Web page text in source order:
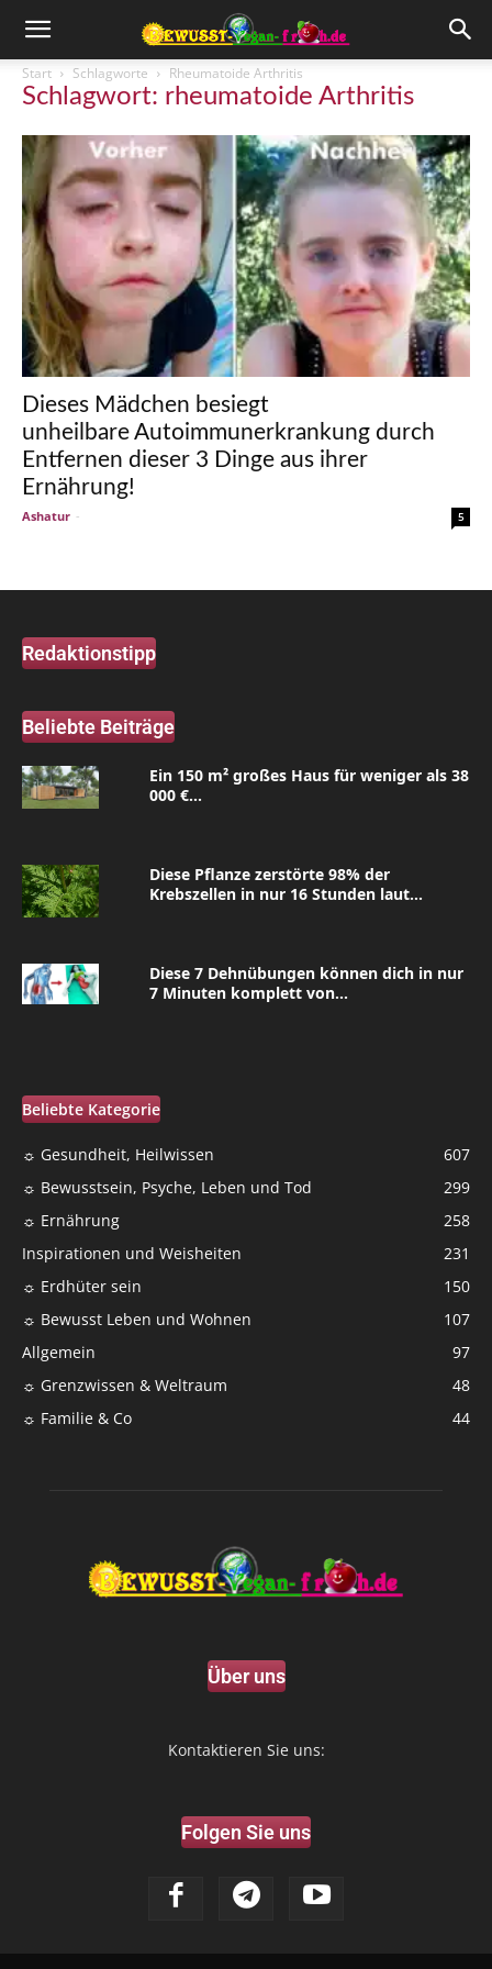
Start Schlagworte Rheumatoide Arthritis
Schlagwort: rheumatoide Arthritis
Dieses Mädchen besiegt
unheilbare Autoimmunerkrankung durch
Entfernen dieser 3 Dinge aus ihrer
Ernährung!
Ashatur - 5
Redaktionstipp
Beliebte Beiträge
Ein 150 m² großes Haus für weniger als 38
000 €...
Diese Pflanze zerstörte 98% der
Krebszellen in nur 16 Stunden laut...
Diese 7 Dehnübungen können dich in nur
7 Minuten komplett von...
Beliebte Kategorie
☼ Gesundheit, Heilwissen
607
☼ Bewusstsein, Psyche, Leben und Tod
299
☼ Ernährung
258
Inspirationen und Weisheiten
231
☼ Erdhüter sein
150
☼ Bewusst Leben und Wohnen
107
Allgemein
97
☼ Grenzwissen & Weltraum
48
☼ Familie & Co
44
Über uns
Kontaktieren Sie uns:
Folgen Sie uns